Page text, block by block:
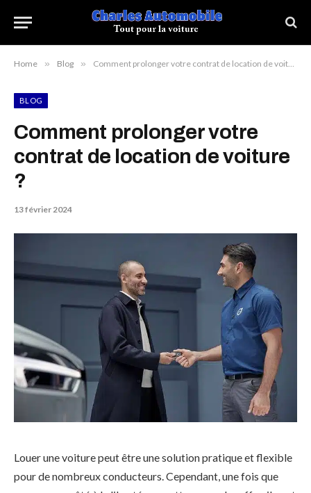
Home » Blog » Comment prolonger votre contrat de location de voiture ?
BLOG
Comment prolonger votre
contrat de location de voiture
?
13 février 2024
Louer une voiture peut être une solution pratique et flexible
pour de nombreux conducteurs. Cependant, une fois que